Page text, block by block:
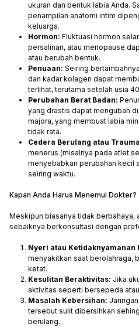
ukuran dan bentuk labia Anda.
penampilan anatomi intim
keluarga.
Hormon: Fluktuasi hormon
persalinan, atau menopause
atau berubah bentuk.
Penuaan: Seiring
dan kadar kolagen dapat
terlihat, terutama setelah usia
Perubahan Berat Badan:
yang drastis dapat mengubah
majora, yang membuat labia
tidak rata.
Cedera Berulang atau
menerus (misalnya pada atlet
menyebabkan perubahan kecil
seiring waktu.
Kapan Anda Harus Menemui Dokter?
Meskipun biasanya tidak berbahaya,
sebaiknya berkonsultasi dengan
Nyeri atau Ketidaknyamanan
menyakitkan saat berolahraga,
ketat.
Kesulitan Beraktivitas: Jika
aktivitas seperti bersepeda
Masalah Kebersihan:
tersebut sulit dibersihkan
berulang.